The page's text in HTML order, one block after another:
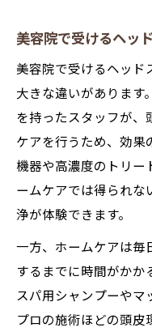
美容院で受けるヘッ
美容院で受けるヘッド
大きな違いがあります
を持ったスタッフが、
ケアを行うため、効果
機器や高濃度のトリー
ームケアでは得られな
浄が体験できます。
一方、ホームケアは毎
するまでに時間がかか
スパ用シャンプーやマ
プロの施術ほどの頭皮